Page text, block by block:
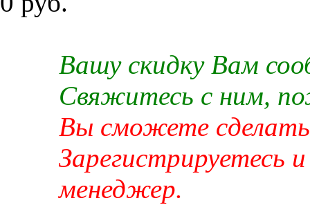
Вашу скидку Вам
Свяжитесь с ним,
Вы сможете сделать
Зарегистрируетесь
менеджер.